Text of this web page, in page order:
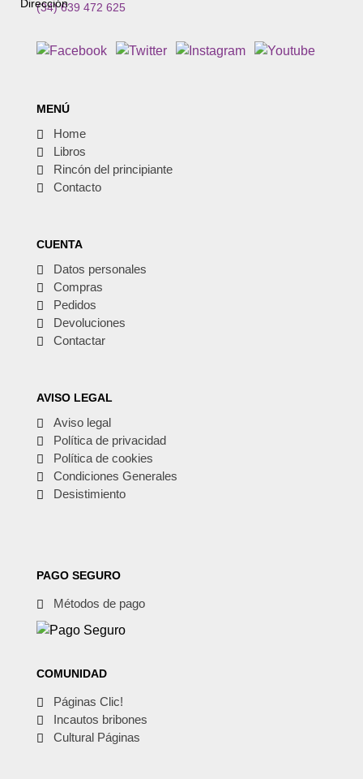
(34) 639 472 625
MENÚ
Home
Libros
Rincón del principiante
Contacto
CUENTA
Datos personales
Compras
Pedidos
Devoluciones
Contactar
AVISO LEGAL
Aviso legal
Política de privacidad
Política de cookies
Condiciones Generales
Desistimiento
PAGO SEGURO
Métodos de pago
COMUNIDAD
Páginas Clic!
Incautos bribones
Cultural Páginas